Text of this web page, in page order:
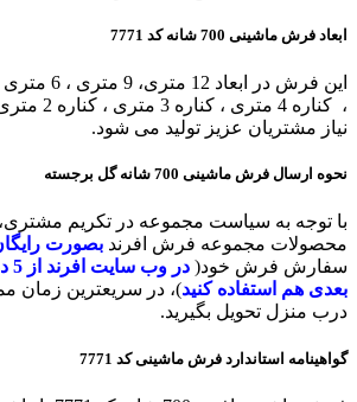
ابعاد فرش ماشینی 700 شانه کد 7771
، کناره 4
نیاز مشتریان عزیز تولید می شود.
نحوه ارسال فرش ماشینی 700 شانه گل برجسته
با توجه به سیاست مجموعه در تکریم
محصولات مجموعه فرش افرند بصورت
سفارش فرش خود( در وب سایت افرند
بعدی هم استفاده کنید)، در سریعترین زمان
درب منزل تحویل بگیرید.
گواهینامه استاندارد فرش ماشینیکد 7771